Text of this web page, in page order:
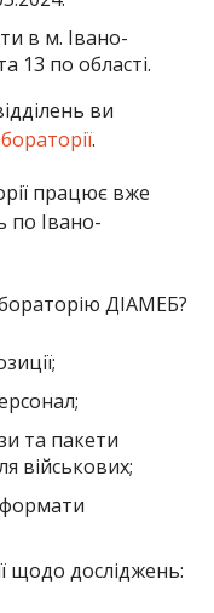
в м. Івано-
13 по області.
ви
.
працює вже
по Івано-
ДІАМЕБ?
та пакети
військових;
щодо досліджень: